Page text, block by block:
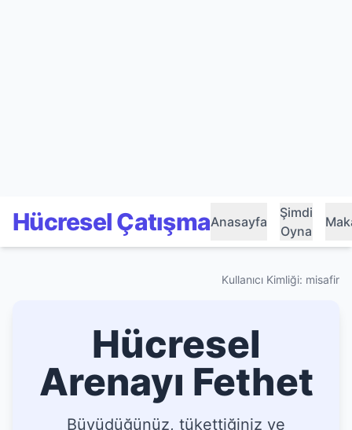
Hücresel ÇatışmaAnasayfa
Şimdi
Oyna
Kullanıcı Kimliği: misafir
Hücresel
Arenayı Fethet
Büyüdüğünüz, tükettiğiniz ve